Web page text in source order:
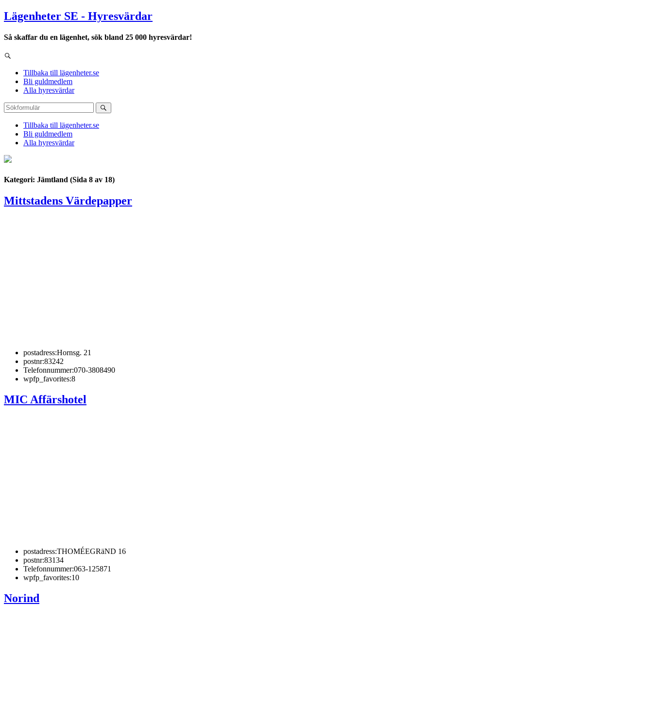
Lägenheter SE - Hyresvärdar
Så skaffar du en lägenhet, sök bland 25 000 hyresvärdar!
Tillbaka till lägenheter.se
Bli guldmedlem
Alla hyresvärdar
Tillbaka till lägenheter.se
Bli guldmedlem
Alla hyresvärdar
Kategori: Jämtland (Sida 8 av 18)
Mittstadens Värdepapper
postadress:Hornsg. 21
postnr:83242
Telefonnummer:070-3808490
wpfp_favorites:8
MIC Affärshotel
postadress:THOMÉEGRäND 16
postnr:83134
Telefonnummer:063-125871
wpfp_favorites:10
Norind